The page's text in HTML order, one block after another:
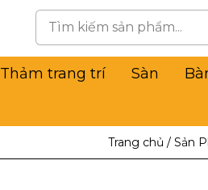
Thảm trang trí Sàn
Trang chủ / Sản